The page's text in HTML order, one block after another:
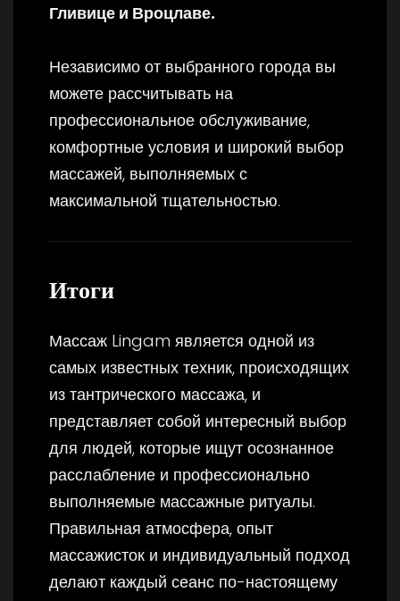
Гливице и Вроцлаве.
Независимо от выбранного города вы
можете рассчитывать на
профессиональное обслуживание,
комфортные условия и широкий выбор
массажей, выполняемых с
максимальной тщательностью.
Итоги
Массаж Lingam является одной из
самых известных техник, происходящих
из тантрического массажа, и
представляет собой интересный выбор
для людей, которые ищут осознанное
расслабление и профессионально
выполняемые массажные ритуалы.
Правильная атмосфера, опыт
массажисток и индивидуальный подход
делают каждый сеанс по-настоящему